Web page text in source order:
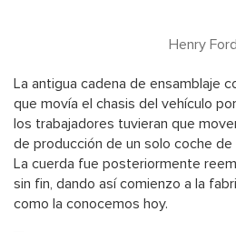
Henry Ford
La antigua cadena de ensamblaje
que movía el chasis del vehículo
los trabajadores tuvieran que
de producción de un solo coche de
La cuerda fue posteriormente
sin fin, dando así comienzo a la
como la conocemos hoy.